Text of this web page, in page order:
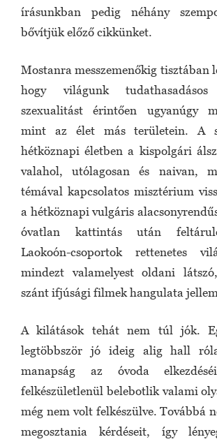
írásunkban pedig néhány
bővítjük előző cikkünket.
Mostanra messzemenőkig tisztában
hogy világunk
szexualitást érintően ugyanúgy
mint az élet más területein. A
hétköznapi életben a kispolgári
valahol, utólagosan és naivan,
témával kapcsolatos misztérium
a hétköznapi vulgáris
óvatlan kattintás után
Laokoón-csoportok rettenetes
mindezt valamelyest oldani
szánt ifjúsági filmek hangulata
A kilátások tehát nem túl jók.
legtöbbször jó ideig alig hall
manapság az óvoda
felkészületlenül belebotlik valami
még nem volt felkészülve. Továbbá
megosztania kérdéseit, így